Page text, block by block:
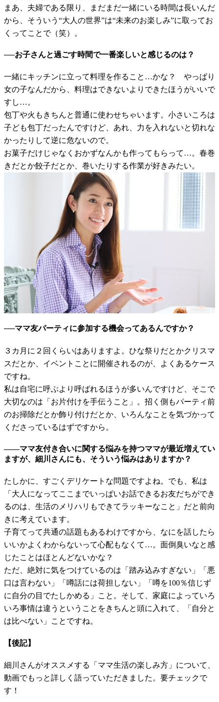
まあ、夫婦である限り、まだまだ一緒にいる時間は長いんだ
から、そういう“大人の世界”は“未来のお楽しみ”に取ってお
くってことで（笑）。
──お子さんと過ごす時間で一番楽しいと感じるのは？
一緒にキッチンに立って料理を作ること…かな？ やっぱり
女の子なんだから、料理はできないよりできたほうがいいで
すし…。
包丁や火もきちんと普通に使わせちゃいます。小さいころは
子ども包丁だったんですけど、あれ、力を入れないと切れな
かったりして逆に危ないので。
お菓子だけじゃなくおかずなんかも作ってもらって…。春巻
きだとか餃子だとか、巻いたりする作業が好きみたい。
──ママ友パーティに参加する機会ってあるんですか？
３カ月に２回くらいはありますよ。ひな祭りだとかクリスマ
スだとか、イベントことに開催されるのが、よくあるケース
ですね。
私は自宅に呼ぶより呼ばれるほうが多いんですけど、そこで
大切なのは「お片付けを手伝うこと」。招く側もパーティ前
のお掃除だとか飾り付けだとか、いろんなことを気づかって
くださっているはずですから。
――ママ友付き合いに関する悩みを持つママが最近増えてい
ますが、細川さんにも、そういう悩みはありますか？
たしかに、すごくデリケートな問題ですよね。でも、私は
「大人になってここまでいっぱいお話できるお友だちができ
るのは、生活のメリハリもできてラッキーなこと」だと前向
きに考えています。
子育てって共通の話題もあるわけですから、なにを話したら
いいかよくわからないって心配もなくて…。面倒臭いなと感
じたことはほとんどないかな？
ただ、絶対に気をつけているのは「踏み込みすぎない」「悪
口は言わない」「噂話には荷担しない」「噂を100％信じず
に自分の目でたしかめる」こと。そして、家庭によっていろ
いろ事情は違うということをきちんと頭に入れて、「自分と
は比べない」ことですね。
【後記】
細川さんがオススメする「ママ生活の楽しみ方」について、
動画でもっと詳しく語っていただきました。要チェックで
す！